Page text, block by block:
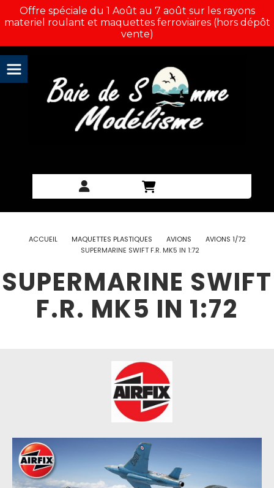
Offre spéciale du 1 Août au 7 août sur les rayons
materiel roulant et maquettes ferroviaires (hors dépôt
vente)
ACCUEIL MAQUETTES PLASTIQUES AVIONS
AVIONS 1/72
SUPERMARINE SWIFT F.R. MK5 IN 1:72
SUPERMARINE SWIFT
F.R. MK5 IN 1:72
Panneau de gestion des cookies